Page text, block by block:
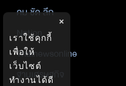
คม ชัด ลึก
Nation
Thainewsonline
ฐานเศรษฐกิจ
×
เราใช้คุกกี้
เพื่อให้
เว็บไซต์
ทำงานได้ดี